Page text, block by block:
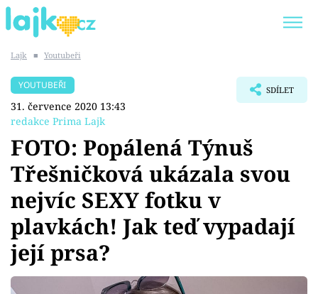
SHOPAHOLICADEL
Témata
Showbyznys
Youtubeři
Lajk ■ Youtubeři
YOUTUBEŘI
31. července 2020 13:43
redakce Prima Lajk
SDÍLET
FOTO: Popálená Týnuš
Třešničková ukázala svou
nejvíc SEXY fotku v
plavkách! Jak teď vypadají
její prsa?